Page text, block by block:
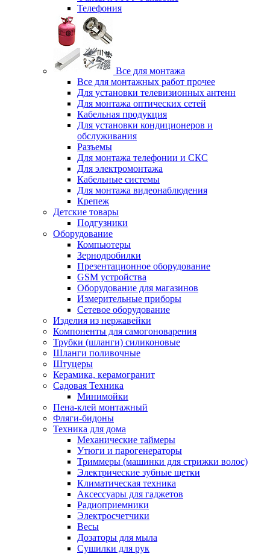
Телефония
Все для монтажа
Все для монтажных работ прочее
Для установки телевизионных антенн
Для монтажа оптических сетей
Кабельная продукция
Для установки кондиционеров и
обслуживания
Разъемы
Для монтажа телефонии и СКС
Для электромонтажа
Кабельные системы
Для монтажа видеонаблюдения
Крепеж
Детские товары
Подгузники
Оборудование
Компьютеры
Зернодробилки
Презентационное оборудование
GSM устройства
Оборудование для магазинов
Измерительные приборы
Сетевое оборудование
Изделия из нержавейки
Компоненты для самогоноварения
Трубки (шланги) силиконовые
Шланги поливочные
Штуцеры
Керамика, керамогранит
Садовая Техника
Минимойки
Пена-клей монтажный
Фляги-бидоны
Техника для дома
Механические таймеры
Утюги и парогенераторы
Триммеры (машинки для стрижки волос)
Электрические зубные щетки
Климатическая техника
Аксессуары для гаджетов
Радиоприемники
Электросчетчики
Весы
Дозаторы для мыла
Сушилки для рук